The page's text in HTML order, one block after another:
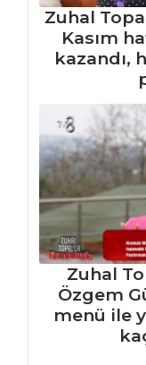
Zuhal
Kasım
kazandı,
Zuhal
Özgem
menü ile